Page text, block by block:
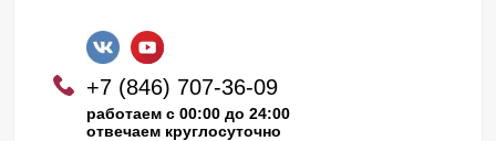
+7 (846) 707-36-09
работаем с 00:00 до 24:00
отвечаем круглосуточно